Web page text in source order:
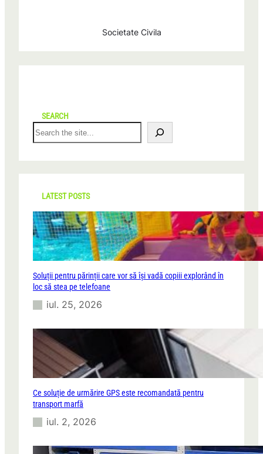
Societate Civila
SEARCH
S
e
r
c
LATEST POSTS
Soluții pentru părinții care vor să își vadă copiii explorând în
loc să stea pe telefoane
iul. 25, 2026
Ce soluție de urmărire GPS este recomandată pentru
transport marfă
iul. 2, 2026